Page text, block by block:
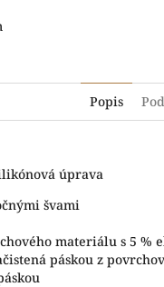
Popis
úprava
švami
materiálu s 5 %
páskou z